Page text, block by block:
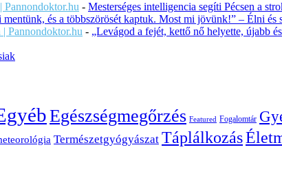
Pannondoktor.hu - Mesterséges intelligencia segíti Pécsen a
mentünk, és a többszörösét kaptuk. Most mi jövünk!” – Élni és
Pannondoktor.hu - „Levágod a fejét, kettő nő helyette, újabb
Egészségmegőrzés Featured Fogalomtár
Természetgyógyászat Táplálkozás